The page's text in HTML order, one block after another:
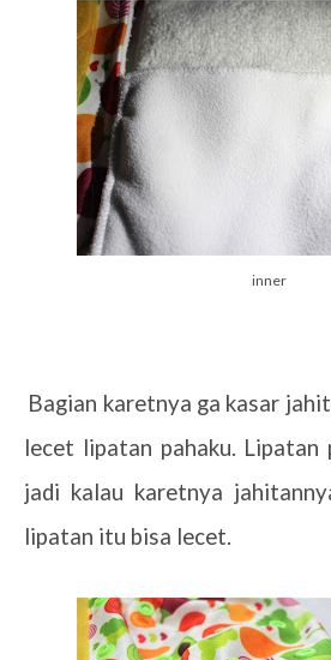
inner
Bagian karetnya ga kasar
lecet lipatan pahaku. Lipatan
jadi kalau karetnya
lipatan itu bisa lecet.